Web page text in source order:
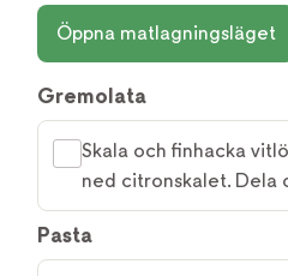
Öppna matlagningsläget
Gremolata
Skala och finhacka
ned citronskalet. Dela
Pasta